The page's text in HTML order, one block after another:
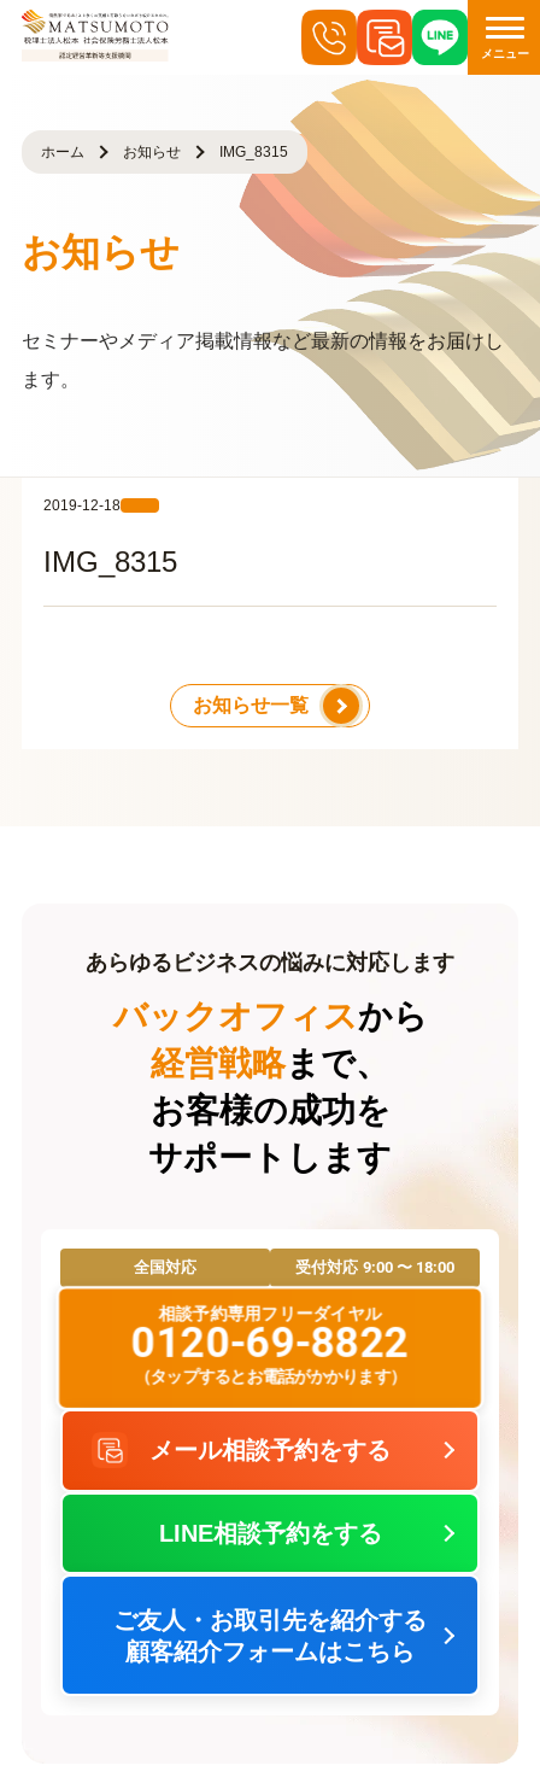
メニュー
ホーム お知らせ IMG_8315
お知らせ
セミナーやメディア掲載情報など最新の情報をお届けし
ます。
2019-12-18
IMG_8315
お知らせ一覧
あらゆるビジネスの悩みに対応します
バックオフィスから
経営戦略まで、
お客様の成功を
サポートします
全国対応 受付対応9:00 〜 18:00
相談予約専用フリーダイヤル
0120-69-8822
（タップするとお電話がかかります）
メール相談予約をする
LINE相談予約をする
ご友人・お取引先を紹介する
顧客紹介フォームはこちら